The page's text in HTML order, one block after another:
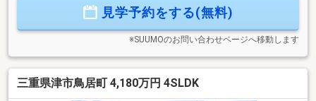
見学予約をする(無料)
※SUUMOのお問い合わせページへ移動します
三重県津市鳥居町 4,180万円 4SLDK